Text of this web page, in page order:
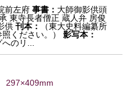
前左府 事書： 大師御影供頭
東寺長者僧正 蔵人弁 房俊
供刊本：
（東大史料編纂所
ください。）
影写本：
のリ...
297×409mm